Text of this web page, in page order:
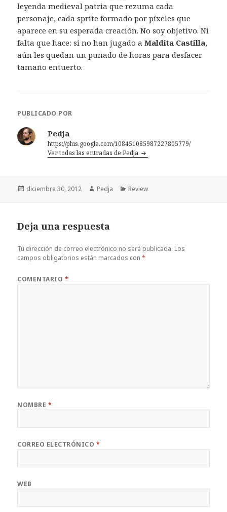
leyenda medieval patria que rezuma cada
personaje, cada sprite formado por píxeles que
aparece en su esperada creación. No soy objetivo. Ni
falta que hace: si no han jugado aMaldita Castilla,
aún les quedan un puñado de horas para desfacer
tamaño entuerto.
PUBLICADO POR
Pedja
https://plus.google.com/108451085987227805779/
Ver todas las entradas de Pedja
Publicado
diciembre 30, 2012 Autor
Pedja Categorías
Review
Deja una respuesta
Tu dirección de correo electrónico no será publicada. Los
campos obligatorios están marcados con*
COMENTARIO *
NOMBRE *
CORREO ELECTRÓNICO *
WEB